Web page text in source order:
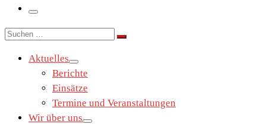
Menü
Suche
Suchen …
Aktuelles
Berichte
Einsätze
Termine und Veranstaltungen
Wir über uns